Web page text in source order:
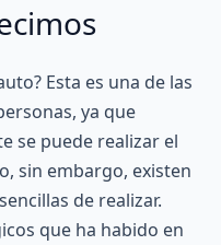
Esta es una de las
ya que
se puede realizar el
, sin embargo, existen
de realizar.
que ha habido en